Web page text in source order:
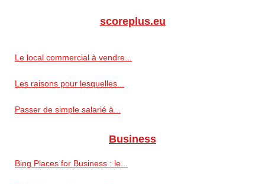
scoreplus.eu
Le local commercial à vendre...
Les raisons pour lesquelles...
Passer de simple salarié à...
Business
Bing Places for Business : le...